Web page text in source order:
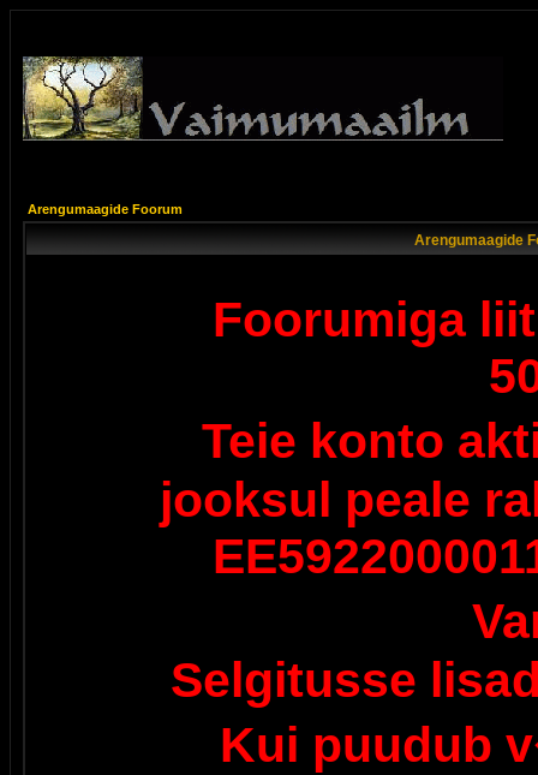
Arengumaagide Foorum
Arengumaagide
Foorumiga
Teie konto
jooksul peale
Selgitusse
Kui puudub